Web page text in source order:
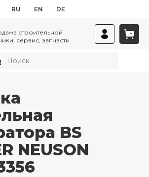
RU EN DE
строительной
сервис, запчасти
BS
NEUSON